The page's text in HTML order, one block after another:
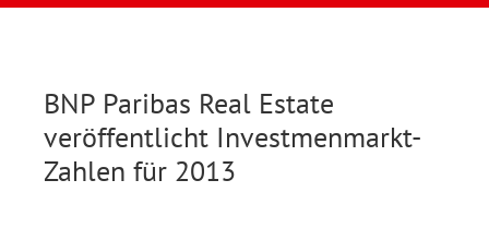
BNP Paribas Real Estate
veröffentlicht Investmenmarkt-
Zahlen für 2013